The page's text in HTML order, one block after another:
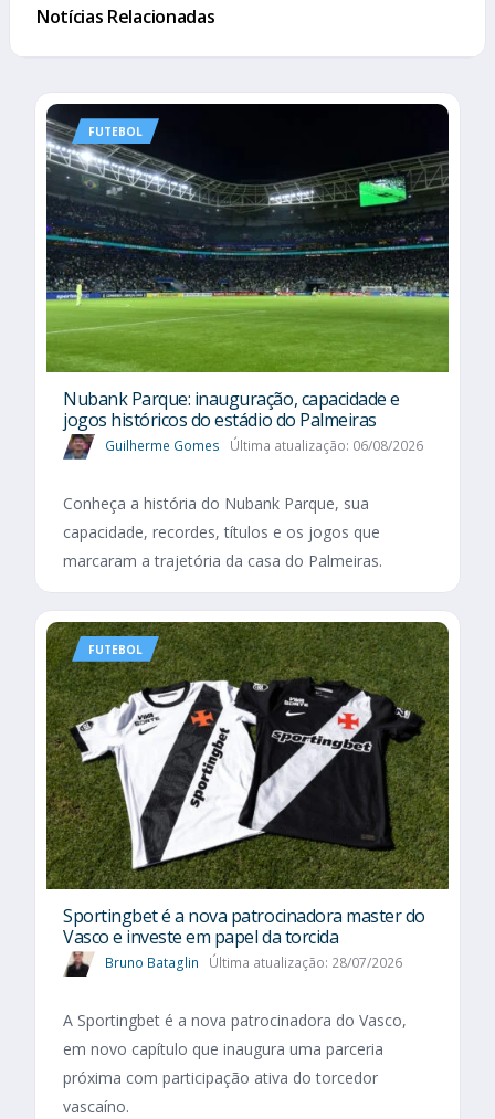
Notícias Relacionadas
FUTEBOL
Nubank Parque: inauguração, capacidade e
jogos históricos do estádio do Palmeiras
Guilherme Gomes Última atualização: 06/08/2026
Conheça a história do Nubank Parque, sua
capacidade, recordes, títulos e os jogos que
marcaram a trajetória da casa do Palmeiras.
FUTEBOL
Sportingbet é a nova patrocinadora master do
Vasco e investe em papel da torcida
Bruno Bataglin Última atualização: 28/07/2026
A Sportingbet é a nova patrocinadora do Vasco,
em novo capítulo que inaugura uma parceria
próxima com participação ativa do torcedor
vascaíno.